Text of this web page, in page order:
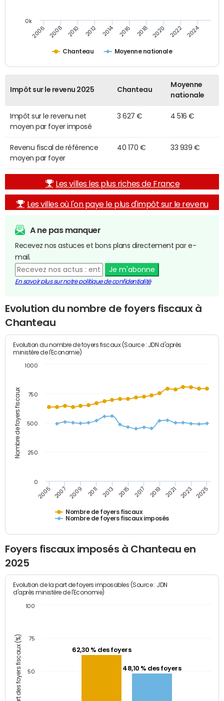
Chanteau Moyenne nationale
2006 2008 2010 2012 2014 2016 2018 2020 2022 2024
0k
Impôt sur le revenu 2025 Chanteau
Moyenne
nationale
Impôt sur le revenu net
moyen par foyer imposé
3 627 € 4 516 €
Revenu fiscal de référence
moyen par foyer
40 170 € 33 939 €
Les villes les plus riches de France
Les villes où l'on paye le plus d'impôt sur le revenu
A ne pas manquer
Recevez nos astuces et bons plans directement par e-
mail.
Je m'abonne
En savoir plus sur notre politique de confidentialité
Evolution du nombre de foyers fiscaux à
Chanteau
Nombre de foyers fiscaux
Evolution du nombre de foyers fiscaux (Source : JDN d'après
ministère de l'Economie)
Nombre de foyers fiscaux
Nombre de foyers fiscaux imposés
2005 2007 2009 2011 2013 2015 2017 2019 2021 2023 2025
0
250
500
750
1000
Foyers fiscaux imposés à Chanteau en
2025
Part des foyers fiscaux (%)
Evolution de la part de foyers imposables (Source : JDN
d'après ministère de l'Economie)
62,30 % des foyers
48,10 % des foyers
50
75
100